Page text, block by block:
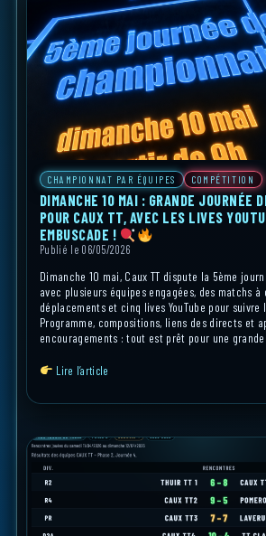
CHAMPIONNAT PAR ÉQUIPES COMPÉTITION
DIMANCHE 10 MAI : GRANDE JOURNÉE
POUR CAUX TT, AVEC LES LIVES
EMBUSCADE !
Publié le 06/05/2026
Dimanche 10 mai, Caux TT dispute la 5ème
avec plusieurs équipes engagées, des matchs à
déplacements et cinq lives YouTube pour suivre
Programme, compositions, liens des directs et
encouragements : tout est prêt pour une
Lire l’article